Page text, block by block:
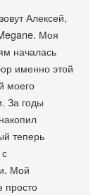
Алексей,
Моя
началась
именно этой
моего
За годы
теперь
Мой
просто